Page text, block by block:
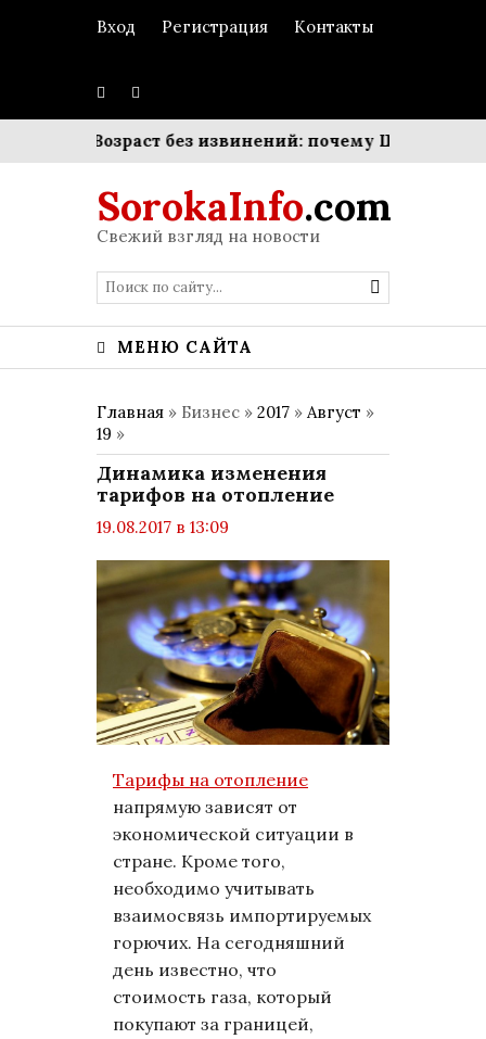
Вход Регистрация Контакты
Возраст без извинений: почему Шарлиз
SorokaInfo.com
Свежий взгляд на новости
МЕНЮ САЙТА
Главная » Бизнес » 2017 » Август »
19 »
Динамика изменения
тарифов на отопление
19.08.2017 в 13:09
комментариев: 0
Бизнес
Тарифы на отопление
напрямую зависят от
экономической ситуации в
стране. Кроме того,
необходимо учитывать
взаимосвязь импортируемых
горючих. На сегодняшний
день известно, что
стоимость газа, который
покупают за границей,